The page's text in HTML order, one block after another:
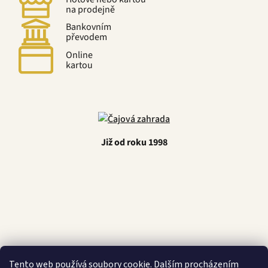
Tento web používá soubory cookie. Dalším procházením
na prodejně
Bankovním
převodem
Online
kartou
Již od roku 1998
Latino Café